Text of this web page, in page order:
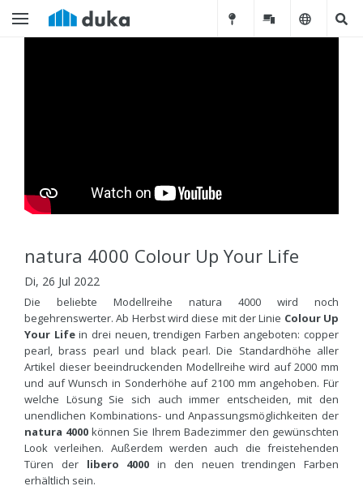
natura 4000 Colour Up Your Life
Di, 26 Jul 2022
Die beliebte Modellreihe natura 4000 wird noch
begehrenswerter. Ab Herbst wird diese mit der Linie Colour Up
Your Lifein drei neuen, trendigen Farben angeboten: copper
pearl, brass pearl und black pearl. Die Standardhöhe aller
Artikel dieser beeindruckenden Modellreihe wird auf 2000 mm
und auf Wunsch in Sonderhöhe auf 2100 mm angehoben. Für
welche Lösung Sie sich auch immer entscheiden, mit den
unendlichen Kombinations- und Anpassungsmöglichkeiten der
natura 4000 können Sie Ihrem Badezimmer den gewünschten
Look verleihen. Außerdem werden auch die freistehenden
Türen der libero 4000 in den neuen trendingen Farben
erhältlich sein.